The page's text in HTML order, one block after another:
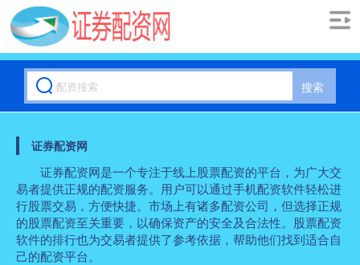
搜索
证券配资网
证券配资网是一个专注于线上股票配资的平台，为广大交
易者提供正规的配资服务。用户可以通过手机配资软件轻松进
行股票交易，方便快捷。市场上有诸多配资公司，但选择正规
的股票配资至关重要，以确保资产的安全及合法性。股票配资
软件的排行也为交易者提供了参考依据，帮助他们找到适合自
己的配资平台。